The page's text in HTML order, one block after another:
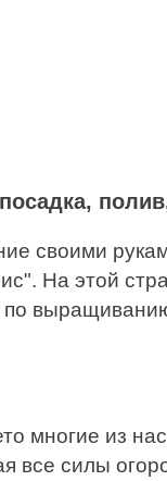
своими
На этой
многие из
все силы